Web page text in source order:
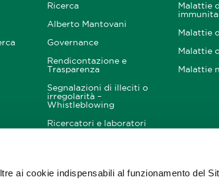
ai cookie indispensabili al funzionamento del
Ricerca
Alberto Mantovani
Governance
Rendicontazione e
Trasparenza
Segnalazioni di illeciti o
irregolarità –
Whistleblowing
Ricercatori e laboratori
Malattie
Malattie
Malattie
Malattie
noi